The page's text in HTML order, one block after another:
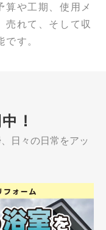
算や工期、使用メ
売れて、そして収
す。
！
日々の日常をアッ